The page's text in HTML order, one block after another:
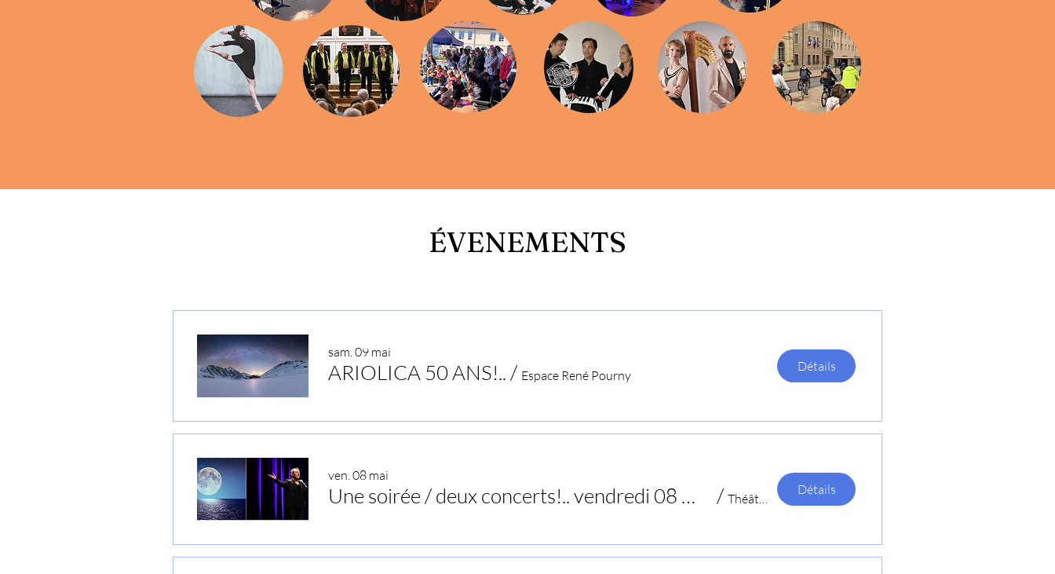
ÉVENEMENTS
sam. 09 mai
ARIOLICA 50 ANS!.. / Espace René Pourny
Détails
ven. 08 mai
Une soirée / deux concerts!.. vendredi 08 MAI 2026 / Théâtre Bernard Blier
Détails